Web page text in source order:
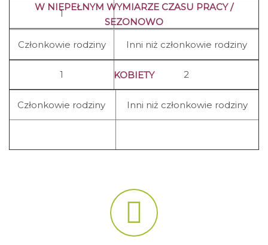
1
W NIEPEŁNYM WYMIARZE CZASU PRACY /
SEZONOWO
Członkowie rodziny
Inni niż członkowie rodziny
1 2
KOBIETY
Członkowie rodziny Inni niż członkowie rodziny